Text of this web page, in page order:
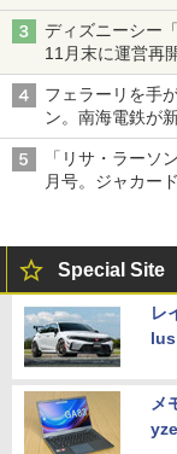
ディズニーシー
11月末に運営再
は1500円
フェラーリを手
ン。南海電鉄が
「リサ・ラーソ
月号。ジャカー
Special Site
レ
lus
メ